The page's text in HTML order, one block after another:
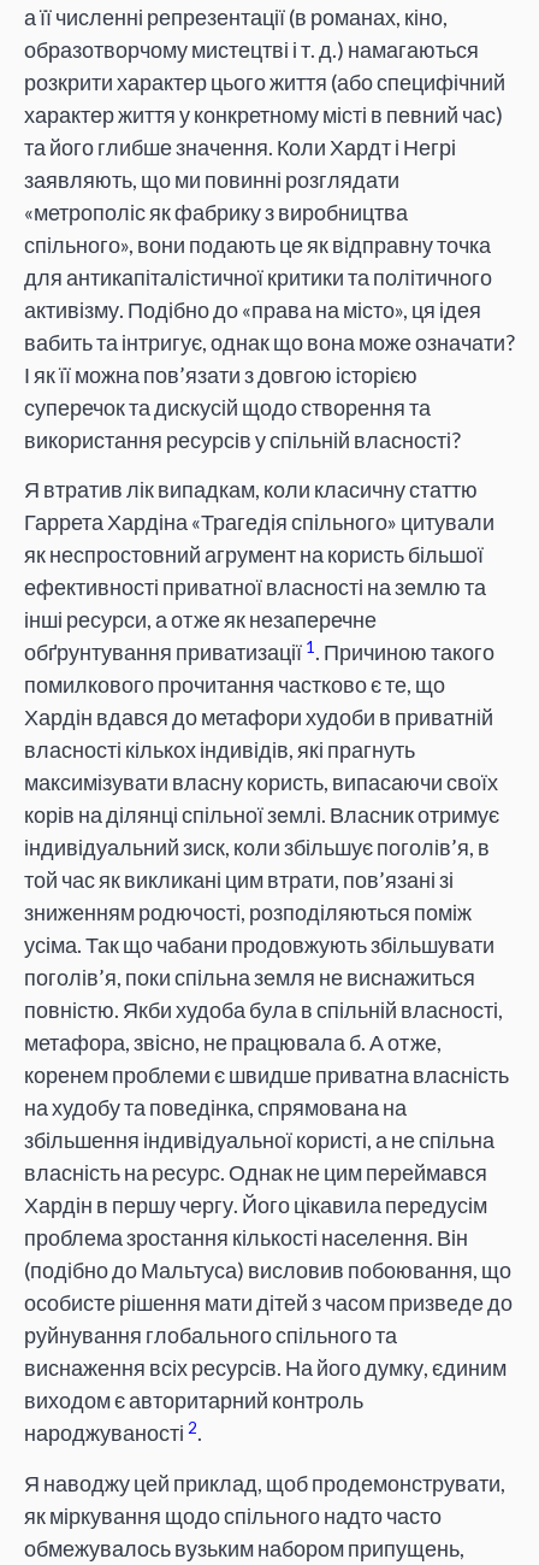
а її численні репрезентації (в романах, кіно,
образотворчому мистецтві і т. д.) намагаються
розкрити характер цього життя (або специфічний
характер життя у конкретному місті в певний час)
та його глибше значення. Коли Хардт і Негрі
заявляють, що ми повинні розглядати
«метрополіс як фабрику з виробництва
спільного», вони подають це як відправну точка
для антикапіталістичної критики та політичного
активізму. Подібно до «права на місто», ця ідея
вабить та інтригує, однак що вона може означати?
І як її можна пов’язати з довгою історією
суперечок та дискусій щодо створення та
використання ресурсів у спільній власності?
Я втратив лік випадкам, коли класичну статтю
Гаррета Хардіна «Трагедія спільного» цитували
як неспростовний агрумент на користь більшої
ефективності приватної власності на землю та
інші ресурси, а отже як незаперечне
обґрунтування приватизації 1 . Причиною такого
помилкового прочитання частково є те, що
Хардін вдався до метафори худоби в приватній
власності кількох індивідів, які прагнуть
максимізувати власну користь, випасаючи своїх
корів на ділянці спільної землі. Власник отримує
індивідуальний зиск, коли збільшує поголів’я, в
той час як викликані цим втрати, пов’язані зі
зниженням родючості, розподіляються поміж
усіма. Так що чабани продовжують збільшувати
поголів’я, поки спільна земля не виснажиться
повністю. Якби худоба була в спільній власності,
метафора, звісно, не працювала б. А отже,
коренем проблеми є швидше приватна власність
на худобу та поведінка, спрямована на
збільшення індивідуальної користі, а не спільна
власність на ресурс. Однак не цим переймався
Хардін в першу чергу. Його цікавила передусім
проблема зростання кількості населення. Він
(подібно до Мальтуса) висловив побоювання, що
особисте рішення мати дітей з часом призведе до
руйнування глобального спільного та
виснаження всіх ресурсів. На його думку, єдиним
виходом є авторитарний контроль
народжуваності 2.
Я наводжу цей приклад, щоб продемонструвати,
як міркування щодо спільного надто часто
обмежувалось вузьким набором припущень,